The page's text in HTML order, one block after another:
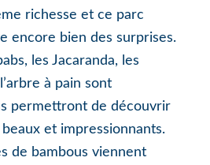
richesse et ce parc
encore bien des surprises.
les Jacaranda, les
à pain sont
permettront de découvrir
et impressionnants.
de bambous viennent